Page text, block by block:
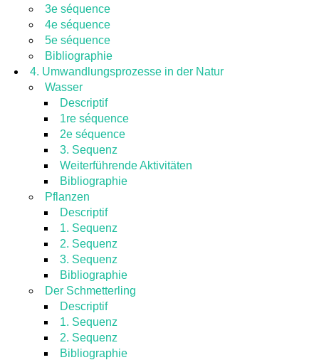
3e séquence
4e séquence
5e séquence
Bibliographie
4. Umwandlungsprozesse in der Natur
Wasser
Descriptif
1re séquence
2e séquence
3. Sequenz
Weiterführende Aktivitäten
Bibliographie
Pflanzen
Descriptif
1. Sequenz
2. Sequenz
3. Sequenz
Bibliographie
Der Schmetterling
Descriptif
1. Sequenz
2. Sequenz
Bibliographie